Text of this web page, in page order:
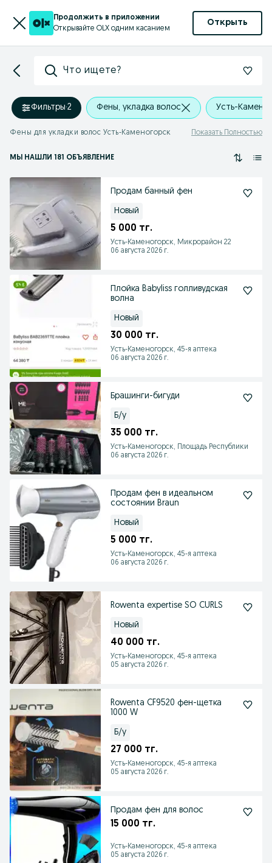
Продолжить в приложении
Открывайте OLX одним касанием
Открыть
Что ищете?
Фильтры·2 Фены, укладка волос Усть-
Фены для укладки волос Усть-Каменогорск Показать Полностью
МЫ НАШЛИ 181 ОБЪЯВЛЕНИЕ
Продам банный фен
Новый
5 000 тг.
Усть-Каменогорск, Микрорайон 22
06 августа 2026 г.
Плойка Babyliss голливудская
волна
Новый
30 000 тг.
Усть-Каменогорск, 45-я аптека
06 августа 2026 г.
Брашинги-бигуди
Б/у
35 000 тг.
Усть-Каменогорск, Площадь Республики
06 августа 2026 г.
Продам фен в идеальном
состоянии Braun
Новый
5 000 тг.
Усть-Каменогорск, 45-я аптека
06 августа 2026 г.
Rowenta expertise SO CURLS
Новый
40 000 тг.
Усть-Каменогорск, 45-я аптека
05 августа 2026 г.
Rowenta CF9520 фен-щетка
1000 W
Б/у
27 000 тг.
Усть-Каменогорск, 45-я аптека
05 августа 2026 г.
Продам фен для волос
15 000 тг.
Усть-Каменогорск, 45-я аптека
05 августа 2026 г.